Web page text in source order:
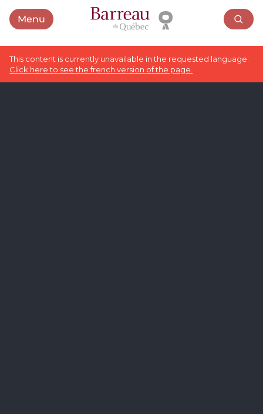
MenuOpen menu
This content is currently unavailable in the requested language.
Click here to see the french version of the page.